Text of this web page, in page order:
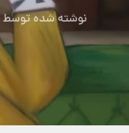
نوشته شده توسط